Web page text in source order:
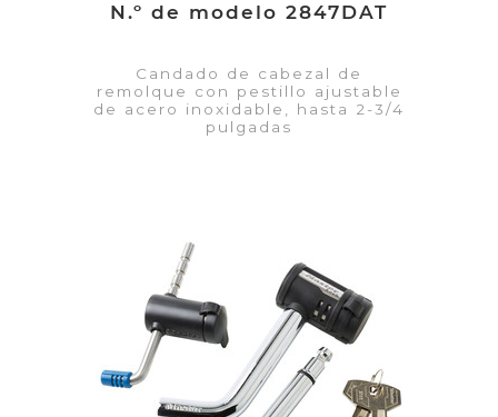
N.º de modelo 2847DAT
Candado de cabezal de
remolque con pestillo ajustable
de acero inoxidable, hasta 2-3/4
pulgadas
VER DETALLES
Añadir a la lista de cotización